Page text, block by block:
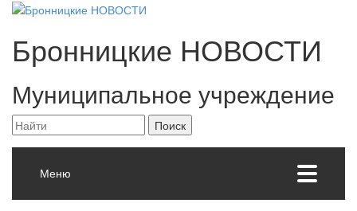
Бронницкие НОВОСТИ
Муниципальное учреждение
Меню